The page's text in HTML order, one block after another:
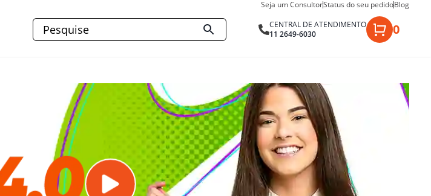
Seja um ConsultorStatus do seu pedidoBlog
CENTRAL DE ATENDIMENTO
11 2649-6030
0